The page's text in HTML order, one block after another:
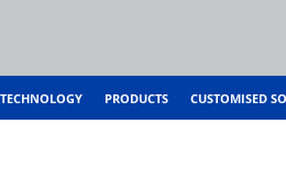
PRODUCTS CUSTOMISED